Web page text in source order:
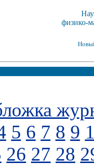
физико-
5 6 7 8 9
26 27 28